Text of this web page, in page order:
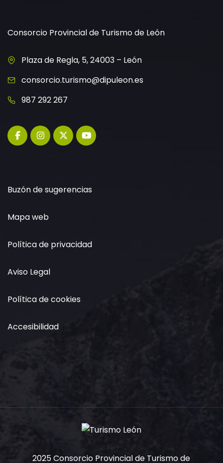
Consorcio Provincial de Turismo de León
Plaza de Regla, 5, 24003 – León
consorcio.turismo@dipuleon.es
987 292 267
Buzón de sugerencias
Mapa web
Política de privacidad
Aviso Legal
Política de cookies
Accesibilidad
2025 Consorcio Provincial de Turismo de